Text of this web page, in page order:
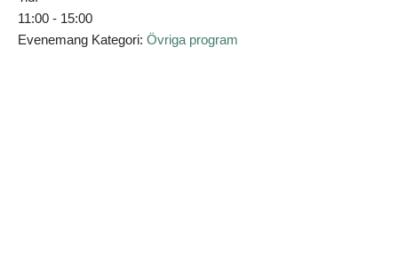
11:00 - 15:00
Evenemang Kategori: Övriga program